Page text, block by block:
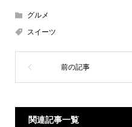
グルメ
スイーツ
関連記事一覧